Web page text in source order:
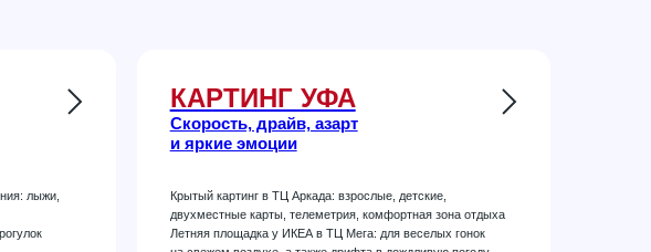
лыжи,
КАРТИНГ УФА
Скорость, драйв, азарт
и яркие эмоции
Крытый картинг в ТЦ Аркада: взрослые, детские,
двухместные карты, телеметрия, комфортная зона отдыха
Летняя площадка у ИКЕА в ТЦ Мега: для веселых гонок